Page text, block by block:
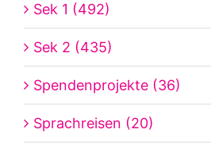
Sek 1 (492)
Sek 2 (435)
Spendenprojekte (36)
Sprachreisen (20)